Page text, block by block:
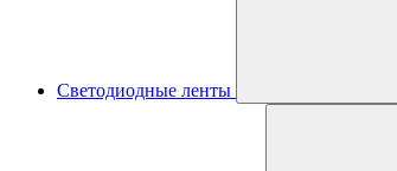
Светодиодные ленты